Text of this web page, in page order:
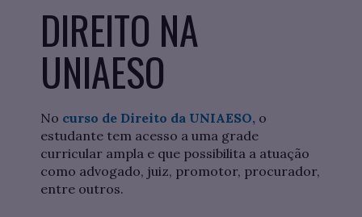
DIREITO NA
UNIAESO
No curso de Direito da UNIAESO, o
estudante tem acesso a uma grade
curricular ampla e que possibilita a atuação
como advogado, juiz, promotor, procurador,
entre outros.